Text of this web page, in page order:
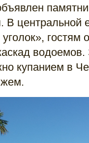
В центральной
гостям
купанием в